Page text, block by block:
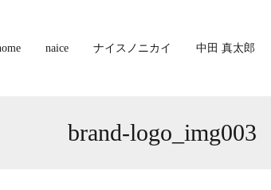
naice ナイスノニカイ 中田 真太郎
brand-logo_img003